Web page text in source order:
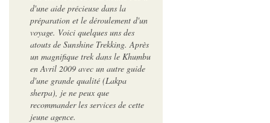
d'une aide précieuse dans la
préparation et le déroulement d'un
voyage. Voici quelques uns des
atouts de Sunshine Trekking. Après
un magnifique trek dans le Khumbu
en Avril 2009 avec un autre guide
d'une grande qualité (Lakpa
sherpa), je ne peux que
recommander les services de cette
jeune agence.